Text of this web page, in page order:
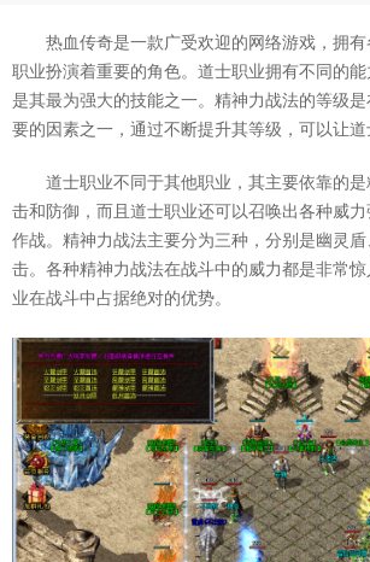
热血传奇是一款广受欢迎的网络游戏，拥
职业扮演着重要的角色。道士职业拥有不同的
是其最为强大的技能之一。精神力战法的等级
要的因素之一，通过不断提升其等级，可以让道
道士职业不同于其他职业，其主要依靠的
击和防御，而且道士职业还可以召唤出各种威
作战。精神力战法主要分为三种，分别是幽灵
击。各种精神力战法在战斗中的威力都是非常
业在战斗中占据绝对的优势。